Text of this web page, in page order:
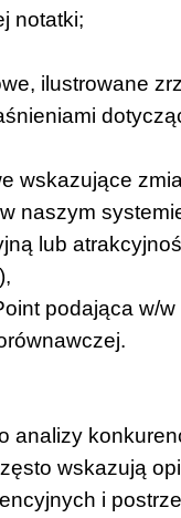
notatki;
ilustrowane
wskazujące
naszym
lub
podająca w/w
analizy
wskazują
i